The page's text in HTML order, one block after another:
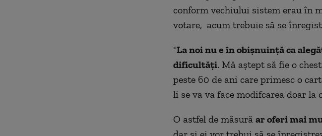
conform vechiului sistem erau în
votare, acum trebuie să se
"La noi nu e în obișnuință ca
dificultăți. Mă aștept să fie o
peste 60 de ani care primesc o
li se va va face modifcarea doar la
O astfel de măsură ar oferi mai